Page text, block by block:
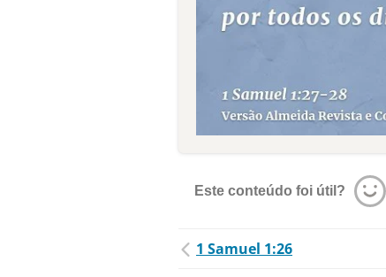
Este conteúdo foi útil?
1 Samuel 1:26